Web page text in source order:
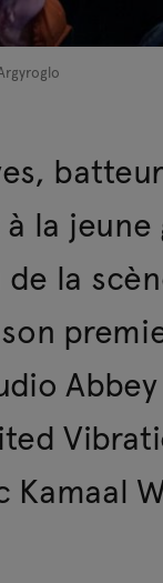
la
la
Kamaal